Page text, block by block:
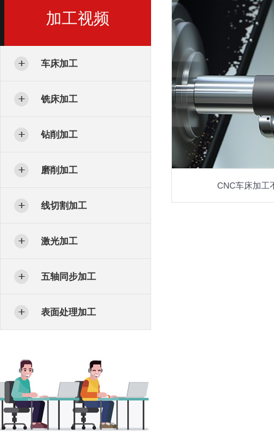
加工视频
车床加工
铣床加工
钻削加工
磨削加工
线切割加工
激光加工
五轴同步加工
表面处理加工
CNC车床加工